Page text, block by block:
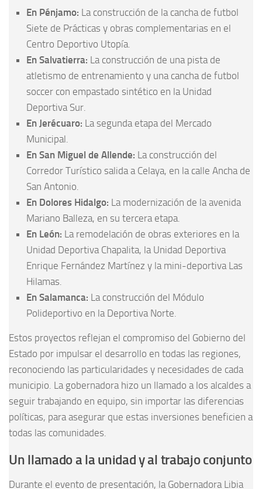
En Pénjamo: La construcción de la cancha de futbol
Siete de Prácticas y obras complementarias en el
Centro Deportivo Utopía.
En Salvatierra: La construcción de una pista de
atletismo de entrenamiento y una cancha de futbol
soccer con empastado sintético en la Unidad
Deportiva Sur.
En Jerécuaro: La segunda etapa del Mercado
Municipal.
En San Miguel de Allende: La construcción del
Corredor Turístico salida a Celaya, en la calle Ancha de
San Antonio.
En Dolores Hidalgo: La modernización de la avenida
Mariano Balleza, en su tercera etapa.
En León: La remodelación de obras exteriores en la
Unidad Deportiva Chapalita, la Unidad Deportiva
Enrique Fernández Martínez y la mini-deportiva Las
Hilamas.
En Salamanca: La construcción del Módulo
Polideportivo en la Deportiva Norte.
Estos proyectos reflejan el compromiso del Gobierno del
Estado por impulsar el desarrollo en todas las regiones,
reconociendo las particularidades y necesidades de cada
municipio. La gobernadora hizo un llamado a los alcaldes a
seguir trabajando en equipo, sin importar las diferencias
políticas, para asegurar que estas inversiones beneficien a
todas las comunidades.
Un llamado a la unidad y al trabajo conjunto
Durante el evento de presentación, la Gobernadora Libia